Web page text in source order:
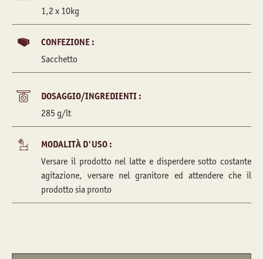
1,2 x 10kg
CONFEZIONE :
Sacchetto
DOSAGGIO/INGREDIENTI :
285 g/lt
MODALITÀ D'USO :
Versare il prodotto nel latte e disperdere sotto costante
agitazione, versare nel granitore ed attendere che il
prodotto sia pronto